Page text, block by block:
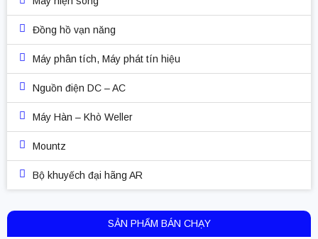
Đồng hồ vạn năng
Máy phân tích, Máy phát tín hiệu
Nguồn điện DC – AC
Máy Hàn – Khò Weller
Mountz
Bộ khuyếch đại hãng AR
SẢN PHẨM BÁN CHẠY